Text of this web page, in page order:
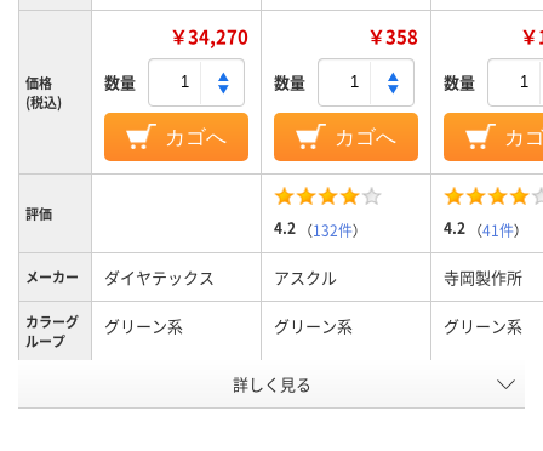
価格
(税込)
￥34,270
数量
カゴへ
￥358
数量
カゴへ
数量
カ
評価
4.2 （132件） 4.2 （41件）
メーカー ダイヤテックス アスクル 寺岡製作所
カラーグ
ループ
グリーン系 グリーン系 グリーン系
90 10 20
詳しく見る